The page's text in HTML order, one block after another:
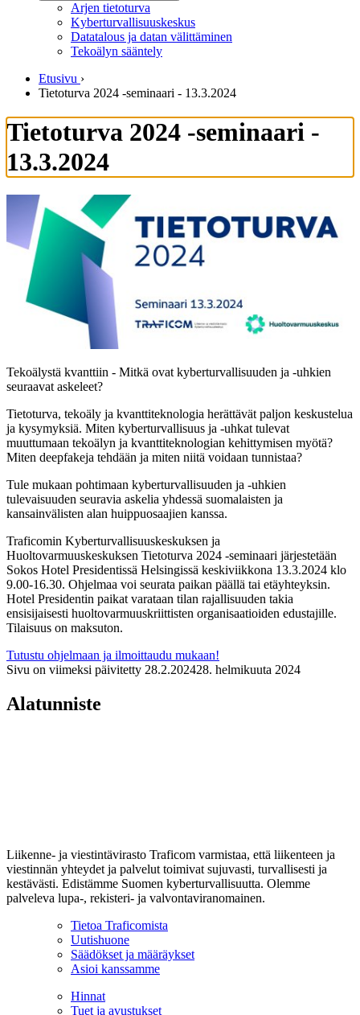
Arjen tietoturva
Kyberturvallisuuskeskus
Datatalous ja datan välittäminen
Tekoälyn sääntely
Etusivu ›
Tietoturva 2024 -seminaari - 13.3.2024
Tietoturva 2024 -seminaari -
13.3.2024
Tekoälystä kvanttiin - Mitkä ovat kyberturvallisuuden ja -uhkien
seuraavat askeleet?
Tietoturva, tekoäly ja kvanttiteknologia herättävät paljon keskustelua
ja kysymyksiä. Miten kyberturvallisuus ja -uhkat tulevat
muuttumaan tekoälyn ja kvanttiteknologian kehittymisen myötä?
Miten deepfakeja tehdään ja miten niitä voidaan tunnistaa?
Tule mukaan pohtimaan kyberturvallisuuden ja -uhkien
tulevaisuuden seuravia askelia yhdessä suomalaisten ja
kansainvälisten alan huippuosaajien kanssa.
Traficomin Kyberturvallisuuskeskuksen ja
Huoltovarmuuskeskuksen Tietoturva 2024 -seminaari järjestetään
Sokos Hotel Presidentissä Helsingissä keskiviikkona 13.3.2024 klo
9.00-16.30. Ohjelmaa voi seurata paikan päällä tai etäyhteyksin.
Hotel Presidentin paikat varataan tilan rajallisuuden takia
ensisijaisesti huoltovarmuuskriittisten organisaatioiden edustajille.
Tilaisuus on maksuton.
Tutustu ohjelmaan ja ilmoittaudu mukaan!
Sivu on viimeksi päivitetty 28.2.202428. helmikuuta 2024
Alatunniste
Liikenne- ja viestintävirasto Traficom varmistaa, että liikenteen ja
viestinnän yhteydet ja palvelut toimivat sujuvasti, turvallisesti ja
kestävästi. Edistämme Suomen kyberturvallisuutta. Olemme
palveleva lupa-, rekisteri- ja valvontaviranomainen.
Tietoa Traficomista
Uutishuone
Säädökset ja määräykset
Asioi kanssamme
Hinnat
Tuet ja avustukset